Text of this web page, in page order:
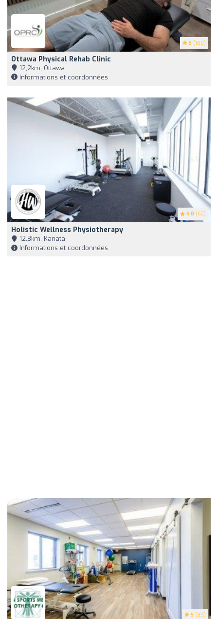
5 (160)
Ottawa Physical Rehab Clinic
12,2km, Ottawa
Informations et coordonnées
4.8 (62)
Holistic Wellness Physiotherapy
12,3km, Kanata
Informations et coordonnées
5 (89)